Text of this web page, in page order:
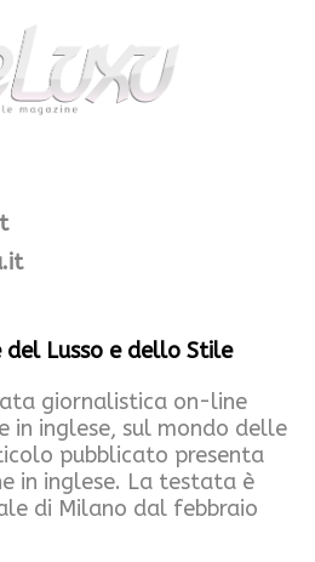
Lusso e dello Stile
giornalistica on-line
in inglese, sul mondo delle
pubblicato presenta
in inglese. La testata è
di Milano dal febbraio